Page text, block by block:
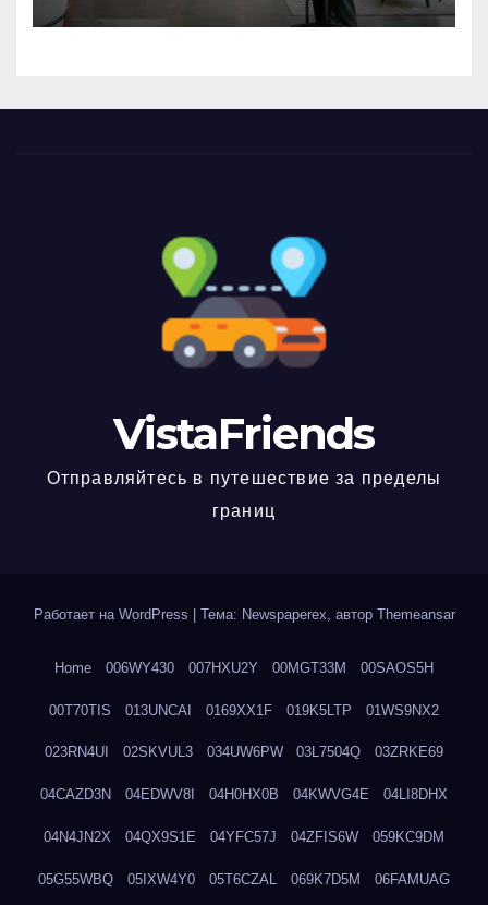
VistaFriends
Отправляйтесь в путешествие за пределы
границ
Работает на WordPress Тема: Newspaperex, автор Themeansar
Home 006WY430 007HXU2Y 00MGT33M 00SAOS5H
00T70TIS 013UNCAI 0169XX1F 019K5LTP 01WS9NX2
023RN4UI 02SKVUL3 034UW6PW 03L7504Q 03ZRKE69
04CAZD3N 04EDWV8I 04H0HX0B 04KWVG4E 04LI8DHX
04N4JN2X 04QX9S1E 04YFC57J 04ZFIS6W 059KC9DM
05G55WBQ 05IXW4Y0 05T6CZAL 069K7D5M 06FAMUAG